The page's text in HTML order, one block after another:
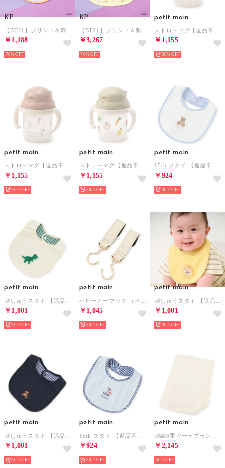
KP
￥1,188
70%
KP
￥3,267
70%
petit main
￥1,155
30%
petit main
￥1,155
30%
petit main
￥1,155
30%
petit main
￥924
30%
petit main
￥1,001
30%
petit main
￥1,045
50%
petit main
￥1,001
30%
petit main
￥1,001
30%
petit main
￥924
30%
petit main
￥2,145
50%